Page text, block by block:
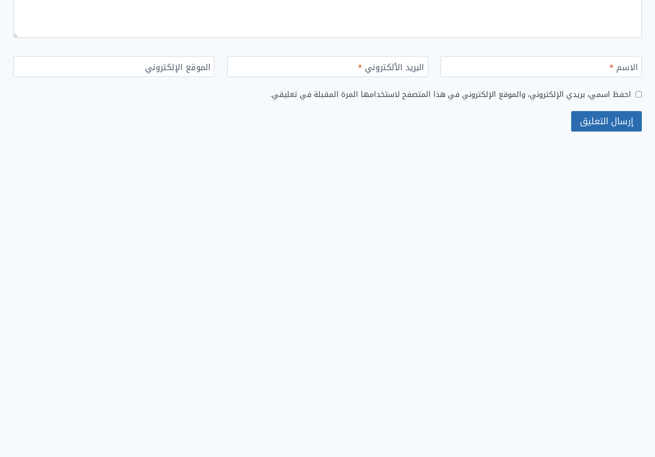
الاسم* البريد الألكتروني* الموقع الإلكتروني
احفظ اسمي، بريدي الإلكتروني، والموقع الإلكتروني في هذا المتصفح لاستخدامها المرة المقبلة في تعليقي.